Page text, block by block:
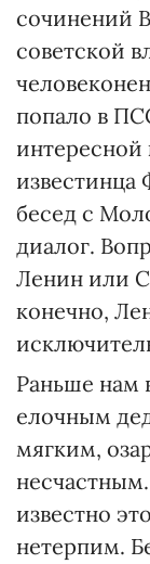
сочинений
советской
попало в
интересной
известинца
бесед с
диалог.
Ленин или
конечно,
Раньше нам
елочным
мягким,
известно
нетерпим.